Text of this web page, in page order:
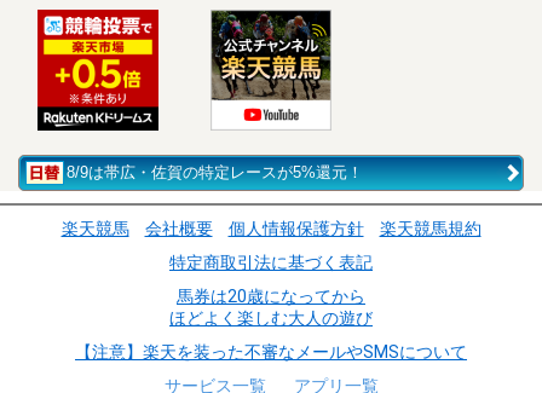
8/9は帯広・佐賀の特定レースが5%還元！
楽天競馬 会社概要 個人情報保護方針
楽天競馬規約
特定商取引法に基づく表記
馬券は20歳になってから
ほどよく楽しむ大人の遊び
【注意】楽天を装った不審なメールやSMSについて
サービス一覧
アプリ一覧